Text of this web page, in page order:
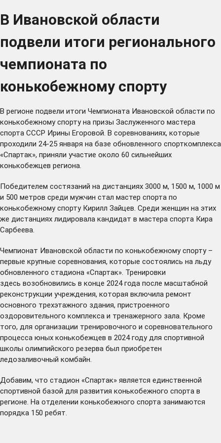
В Ивановской области
подвели итоги регионального
чемпионата по
конькобежному спорту
В регионе подвели итоги Чемпионата Ивановской области по
конькобежному спорту на призы Заслуженного мастера
спорта СССР Ирины Егоровой. В соревнованиях, которые
проходили 24-25 января на базе обновленного спорткомплекса
«Спартак», приняли участие около 60 сильнейших
конькобежцев региона.
Победителем состязаний на дистанциях 3000 м, 1500 м, 1000 м
и 500 метров среди мужчин стал мастер спорта по
конькобежному спорту Кирилл Зайцев. Среди женщин на этих
же дистанциях лидировала кандидат в мастера спорта Кира
Сарбеева.
Чемпионат Ивановской области по конькобежному спорту –
первые крупные соревнования, которые состоялись на льду
обновленного стадиона «Спартак». Тренировки
здесь возобновились в конце 2024 года после масштабной
реконструкции учреждения, которая включила ремонт
основного трехэтажного здания, пристроенного
оздоровительного комплекса и тренажерного зала. Кроме
того, для организации тренировочного и соревновательного
процесса юных конькобежцев в 2024 году для спортивной
школы олимпийского резерва был приобретен
ледозаливочный комбайн.
Добавим, что стадион «Спартак» является единственной
спортивной базой для развития конькобежного спорта в
регионе. На отделении конькобежного спорта занимаются
порядка 150 ребят.